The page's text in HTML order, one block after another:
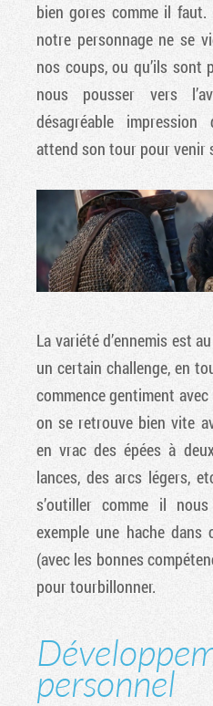
bien gores comme il faut.
notre personnage ne se
nos coups, ou qu’ils sont
nous pousser vers
désagréable impression
attend son tour pour venir
La variété d’ennemis est
un certain challenge, en
commence gentiment
on se retrouve bien vite
en vrac des épées à
lances, des arcs légers,
s’outiller comme il
exemple une hache dans
(avec les bonnes
pour tourbillonner.
personnel